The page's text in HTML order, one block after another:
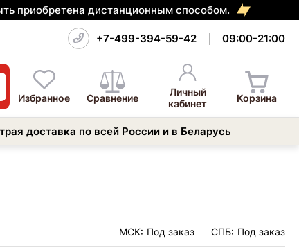
приобретена дистанционным способом.
+7-499-394-59-42 09:00-21:00
Избранное Сравнение
Личный
кабинет
Корзина
доставка по всей России и в Беларусь
МСК: Под заказ СПБ: Под заказ